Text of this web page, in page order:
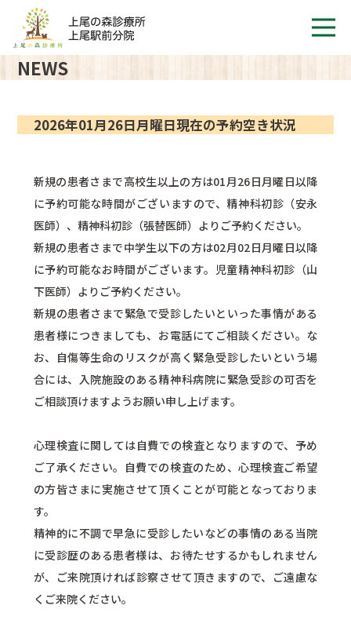
NEWS
2026年01月26日月曜日現在の予約空き状況
新規の患者さまで高校生以上の方は01月26日月曜日以降
に予約可能な時間がございますので、精神科初診（安永
医師）、精神科初診（張替医師）よりご予約ください。
新規の患者さまで中学生以下の方は02月02日月曜日以降
に予約可能なお時間がございます。児童精神科初診（山
下医師）よりご予約ください。
新規の患者さまで緊急で受診したいといった事情がある
患者様につきましても、お電話にてご相談ください。な
お、自傷等生命のリスクが高く緊急受診したいという場
合には、入院施設のある精神科病院に緊急受診の可否を
ご相談頂けますようお願い申し上げます。
心理検査に関しては自費での検査となりますので、予め
ご了承ください。自費での検査のため、心理検査ご希望
の方皆さまに実施させて頂くことが可能となっておりま
す。
精神的に不調で早急に受診したいなどの事情のある当院
に受診歴のある患者様は、お待たせするかもしれません
が、ご来院頂ければ診察させて頂きますので、ご遠慮な
くご来院ください。